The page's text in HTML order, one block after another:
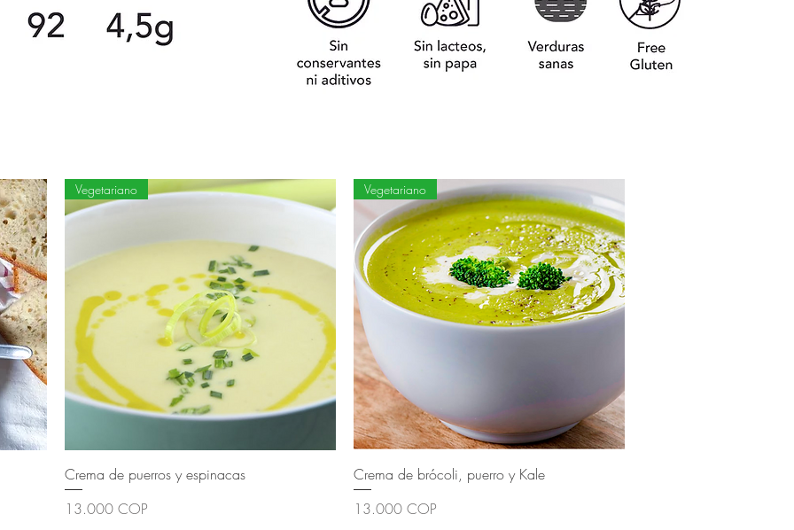
Vegetariano
Crema de puerros y espinacas
Precio
13.000 COP
Vegetariano
Crema de brócoli, puerro y Kale
Precio
13.000 COP